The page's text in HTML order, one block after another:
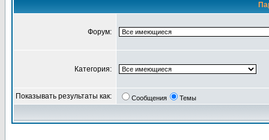
Форум:
Категория:
Показывать результаты как: Сообщения Темы